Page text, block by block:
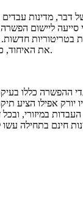
דבר, מדינות
סייעה ליישום
בטריטוריות
את האיחוד, כמו גם בהמשך לבנות סמכויות המדינה הפדרלית.
ההפשרה כללו
העבדות במיזורי,
חינם בתחילה